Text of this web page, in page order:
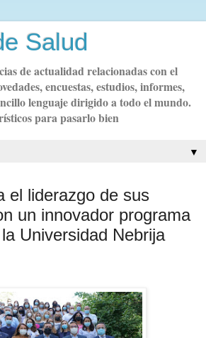
Salud
de actualidad relacionadas con el
encuestas, estudios, informes,
lenguaje dirigido a todo el mundo.
para pasarlo bien
▼
el liderazgo de sus
un innovador programa
Universidad Nebrija